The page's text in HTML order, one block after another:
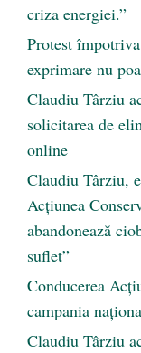
criza energiei.”
Protest
exprimare nu
Claudiu Târziu
solicitarea de
online
Claudiu Târziu,
Acțiunea
abandonează
suflet”
Conducerea
campania
Claudiu Târziu